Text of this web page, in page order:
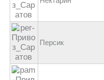
Персик